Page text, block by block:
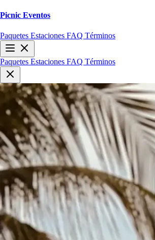
Picnic Eventos
Paquetes Estaciones FAQ Términos
Paquetes Estaciones FAQ Términos